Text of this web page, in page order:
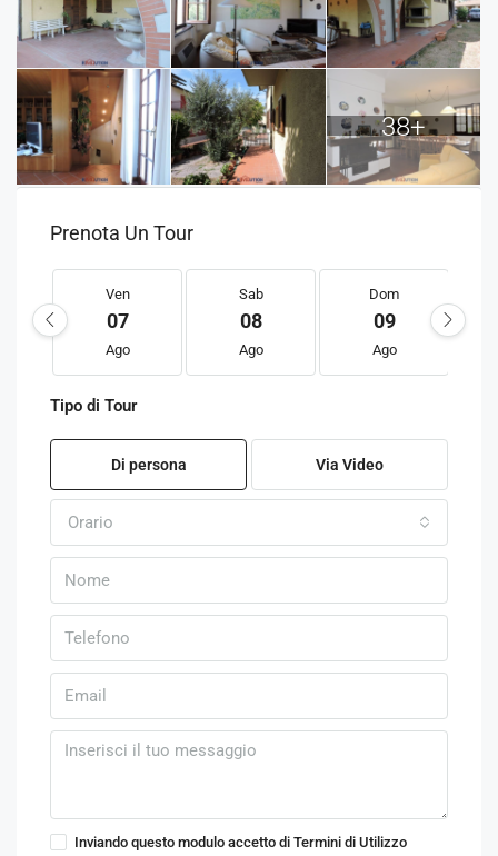
38+
Prenota Un Tour
Ven
07
Ago
Sab
08
Ago
Dom
09
Ago
Tipo di Tour
Di persona Via Video
Orario
Inviando questo modulo accetto di Termini di Utilizzo